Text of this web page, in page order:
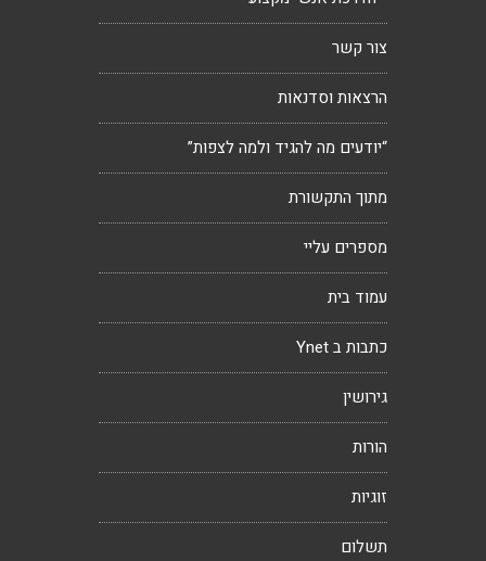
צור קשר
הרצאות וסדנאות
“יודעים מה להגיד ולמה לצפות”
מתוך התקשורת
מספרים עליי
עמוד בית
כתבות ב Ynet
גירושין
הורות
זוגיות
תשלום